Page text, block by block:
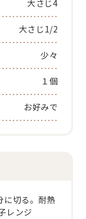
大さじ4
大さじ1/2
少々
１個
お好みで
に切る。耐熱
レンジ